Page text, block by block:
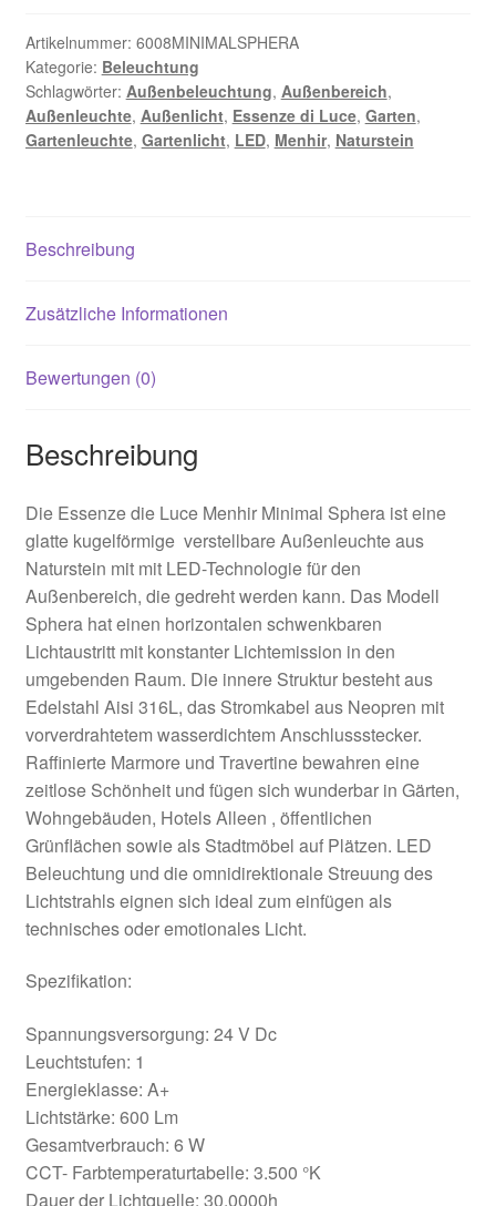
Menge
Artikelnummer: 6008MINIMALSPHERA
Kategorie: Beleuchtung
Schlagwörter: Außenbeleuchtung, Außenbereich,
Außenleuchte, Außenlicht, Essenze di Luce, Garten,
Gartenleuchte, Gartenlicht, LED, Menhir, Naturstein
Beschreibung
Zusätzliche Informationen
Bewertungen (0)
Beschreibung
Die Essenze die Luce Menhir Minimal Sphera ist eine
glatte kugelförmige verstellbare Außenleuchte aus
Naturstein mit mit LED-Technologie für den
Außenbereich, die gedreht werden kann. Das Modell
Sphera hat einen horizontalen schwenkbaren
Lichtaustritt mit konstanter Lichtemission in den
umgebenden Raum. Die innere Struktur besteht aus
Edelstahl Aisi 316L, das Stromkabel aus Neopren mit
vorverdrahtetem wasserdichtem Anschlussstecker.
Raffinierte Marmore und Travertine bewahren eine
zeitlose Schönheit und fügen sich wunderbar in Gärten,
Wohngebäuden, Hotels Alleen , öffentlichen
Grünflächen sowie als Stadtmöbel auf Plätzen. LED
Beleuchtung und die omnidirektionale Streuung des
Lichtstrahls eignen sich ideal zum einfügen als
technisches oder emotionales Licht.
Spezifikation:
Spannungsversorgung: 24 V Dc
Leuchtstufen: 1
Energieklasse: A+
Lichtstärke: 600 Lm
Gesamtverbrauch: 6 W
CCT- Farbtemperaturtabelle: 3.500 °K
Dauer der Lichtquelle: 30.0000h